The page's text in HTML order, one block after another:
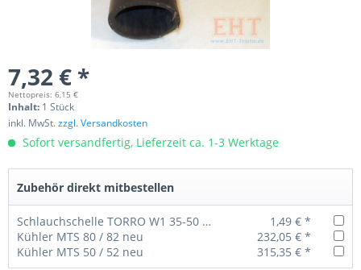
7,32 € *
Nettopreis: 6,15 €
Inhalt: 1 Stück
inkl. MwSt.zzgl. Versandkosten
Sofort versandfertig, Lieferzeit ca. 1-3 Werktage
Zubehör direkt mitbestellen
Schlauchschelle TORRO W1 35-50 / 12 mm
1,49 € *
Kühler MTS 80 / 82 neu
232,05 € *
Kühler MTS 50 / 52 neu
315,35 € *